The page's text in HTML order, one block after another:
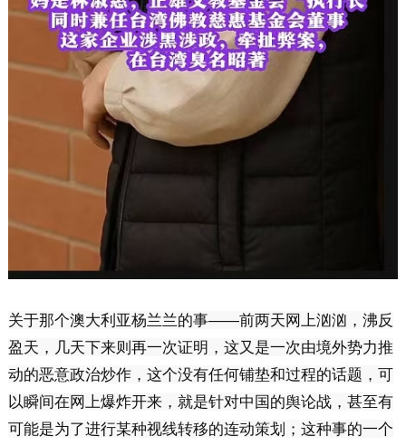
关于那个澳大利亚杨兰兰的事——前两天网上汹汹，沸反
盈天，几天下来则再一次证明，这又是一次由境外势力推
动的恶意政治炒作，这个没有任何铺垫和过程的话题，可
以瞬间在网上爆炸开来，就是针对中国的舆论战，甚至有
可能是为了进行某种视线转移的连动策划；这种事的一个